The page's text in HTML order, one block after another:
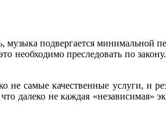
подвергается минимальной
преследовать по
не самые качественные услуги, и
далеко не каждая «независимая»